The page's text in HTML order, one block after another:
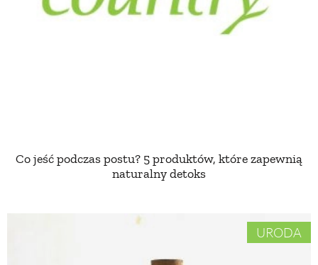
Co jeść podczas postu? 5 produktów, które zapewnią
naturalny detoks
URODA